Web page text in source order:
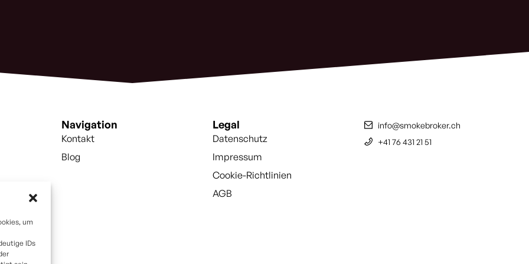
um
IDs
Navigation
Kontakt
Blog
Legal
Datenschutz
Impressum
Cookie-Richtlinien
AGB
info@smokebroker.ch
+41 76 431 21 51